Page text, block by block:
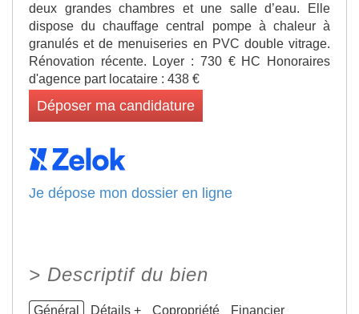
deux grandes chambres et une salle d’eau. Elle
dispose du chauffage central pompe à chaleur à
granulés et de menuiseries en PVC double vitrage.
Rénovation récente. Loyer : 730 € HC Honoraires
d'agence part locataire : 438 €
Déposer ma candidature
Je dépose mon dossier en ligne
> Descriptif du bien
Général Détails + Copropriété
Financier